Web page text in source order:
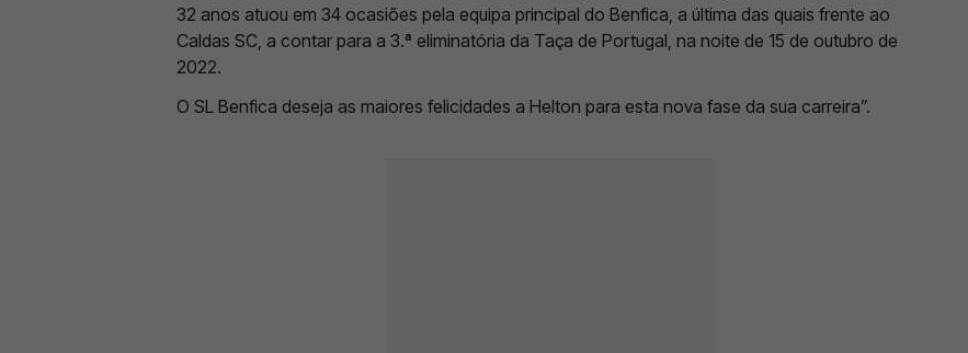
32 anos atuou em 34 ocasiões pela equipa principal do Benfica, a última das quais frente ao
Caldas SC, a contar para a 3.ª eliminatória da Taça de Portugal, na noite de 15 de outubro de
2022.
O SL Benfica deseja as maiores felicidades a Helton para esta nova fase da sua carreira”.